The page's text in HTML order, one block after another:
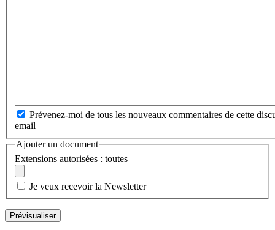
Prévenez-moi de tous les nouveaux commentaires de cette
email
Ajouter un document
Extensions autorisées : toutes
Je veux recevoir la Newsletter